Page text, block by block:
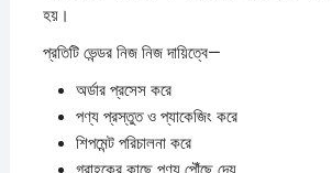
হয়।
প্রতিটি ভেন্ডর নিজ নিজ দায়িত্বে—
অর্ডার প্রসেস করে
পণ্য প্রস্তুত ও প্যাকেজিং করে
শিপমেন্ট পরিচালনা করে